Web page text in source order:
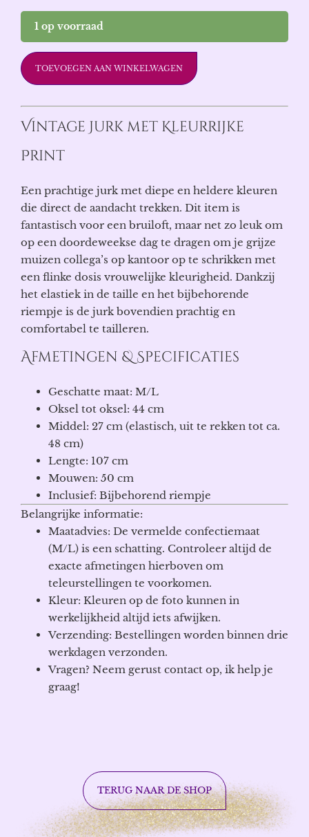
1 op voorraad
TOEVOEGEN AAN WINKELWAGEN
Vintage Jurk met Kleurrijke
Print
Een prachtige jurk met diepe en heldere kleuren
die direct de aandacht trekken. Dit item is
fantastisch voor een bruiloft, maar net zo leuk om
op een doordeweekse dag te dragen om je grijze
muizen collega’s op kantoor op te schrikken met
een flinke dosis vrouwelijke kleurigheid. Dankzij
het elastiek in de taille en het bijbehorende
riempje is de jurk bovendien prachtig en
comfortabel te tailleren.
Afmetingen & Specificaties
Geschatte maat: M/L
Oksel tot oksel: 44 cm
Middel: 27 cm (elastisch, uit te rekken tot ca.
48 cm)
Lengte: 107 cm
Mouwen: 50 cm
Inclusief: Bijbehorend riempje
Belangrijke informatie:
Maatadvies: De vermelde confectiemaat
(M/L) is een schatting. Controleer altijd de
exacte afmetingen hierboven om
teleurstellingen te voorkomen.
Kleur: Kleuren op de foto kunnen in
werkelijkheid altijd iets afwijken.
Verzending: Bestellingen worden binnen drie
werkdagen verzonden.
Vragen? Neem gerust contact op, ik help je
graag!
TERUG NAAR DE SHOP